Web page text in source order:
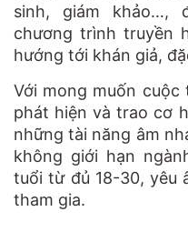
sinh, giám khảo…,
chương trình truyền
hướng tới khán giả,
Với mong muốn
phát hiện và trao cơ
những tài năng âm
không giới hạn
tuổi từ đủ 18-30, yêu
tham gia.